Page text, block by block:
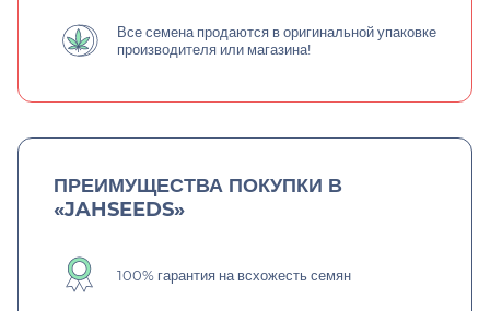
Все семена продаются в оригинальной упаковке
производителя или магазина!
ПРЕИМУЩЕСТВА ПОКУПКИ В
«JAHSEEDS»
100% гарантия на всхожесть семян